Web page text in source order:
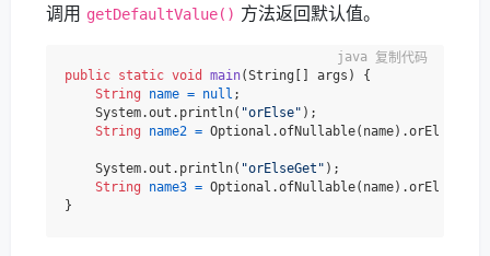
调用 getDefaultValue() 方法返回默认值。
public static void main(String[] args)
{
String
name = null ;
    System.out.println(
"orElse" );
String
name2 =
    System.out.println(
"orElseGet" );
String
name3 =
复制代码